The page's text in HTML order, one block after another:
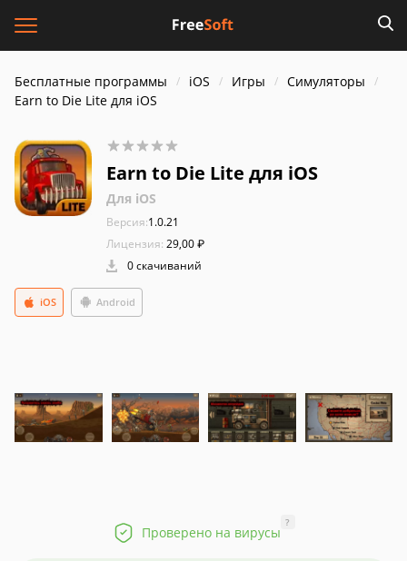
Бесплатные программы iOS Игры
Симуляторы
Earn to Die Lite для iOS
Earn to Die Lite для iOS
Для iOS
Версия:1.0.21
Лицензия: 29,00 ₽
0 скачиваний
Android
iOS
Проверено на вирусы
?